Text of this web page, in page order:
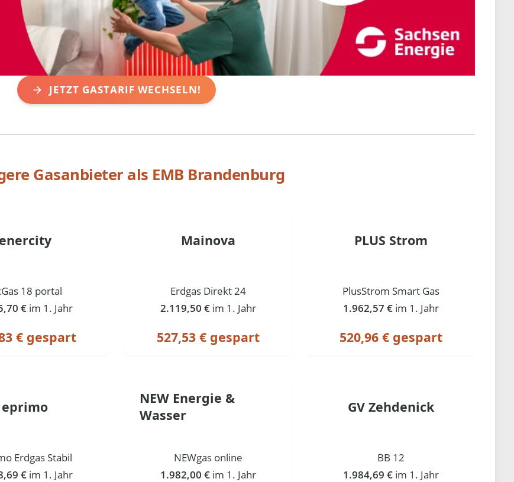
JETZT GASTARIF WECHSELN!
Gasanbieter als EMB Brandenburg
enercity
18 portal
€ im 1. Jahr
€ gespart
Mainova
Erdgas Direkt 24
2.119,50 € im 1. Jahr
527,53 € gespart
PLUS Strom
PlusStrom Smart Gas
1.962,57 € im 1. Jahr
520,96 € gespart
eprimo
Erdgas Stabil
€ im 1. Jahr
NEW Energie &
Wasser
NEWgas online
1.982,00 € im 1. Jahr
GV Zehdenick
BB 12
1.984,69 € im 1. Jahr